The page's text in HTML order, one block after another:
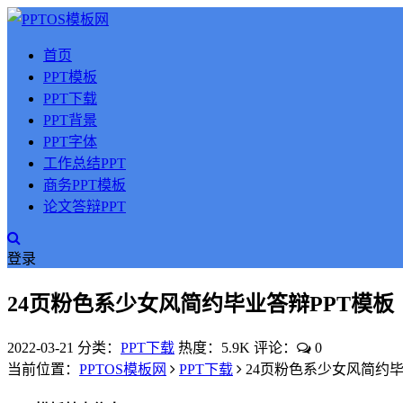
首页
PPT模板
PPT下载
PPT背景
PPT字体
工作总结PPT
商务PPT模板
论文答辩PPT
登录
24页粉色系少女风简约毕业答辩PPT模板
2022-03-21 分类： PPT下载 热度：5.9K 评论：
0
当前位置： PPTOS模板网 PPT下载 24页粉色系少女风简约